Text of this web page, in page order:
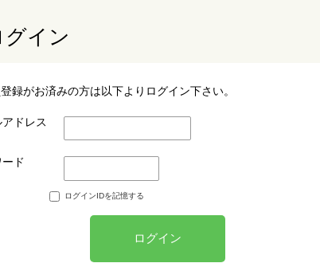
グイン
録がお済みの方は以下よりログイン下さい。
アドレス
ド
ログインIDを記憶する
ログイン